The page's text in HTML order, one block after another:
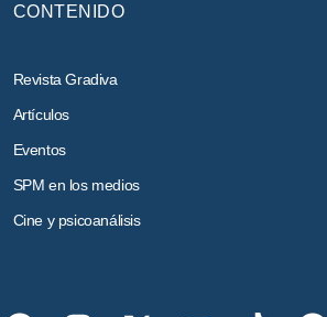
CONTENIDO
Revista Gradiva
Artículos
Eventos
SPM en los medios
Cine y psicoanálisis